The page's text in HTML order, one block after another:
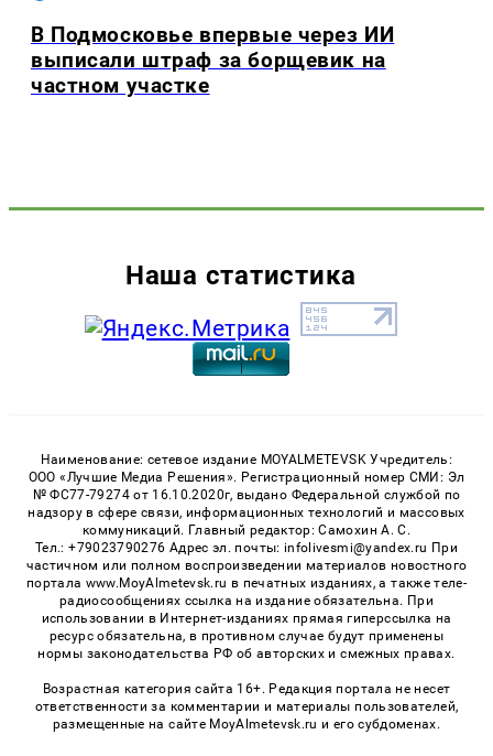
В Подмосковье впервые через ИИ
выписали штраф за борщевик на
частном участке
Наша статистика
Наименование: сетевое издание MOYALMETEVSK Учредитель:
ООО «Лучшие Медиа Решения». Регистрационный номер СМИ: Эл
№ ФС77-79274 от 16.10.2020г, выдано Федеральной службой по
надзору в сфере связи, информационных технологий и массовых
коммуникаций. Главный редактор: Самохин А. С.
Тел.: +79023790276 Адрес эл. почты: infolivesmi@yandex.ru При
частичном или полном воспроизведении материалов новостного
портала www.MoyAlmetevsk.ru в печатных изданиях, а также теле-
радиосообщениях ссылка на издание обязательна. При
использовании в Интернет-изданиях прямая гиперссылка на
ресурс обязательна, в противном случае будут применены
нормы законодательства РФ об авторских и смежных правах.
Возрастная категория сайта 16+. Редакция портала не несет
ответственности за комментарии и материалы пользователей,
размещенные на сайте MoyAlmetevsk.ru и его субдоменах.